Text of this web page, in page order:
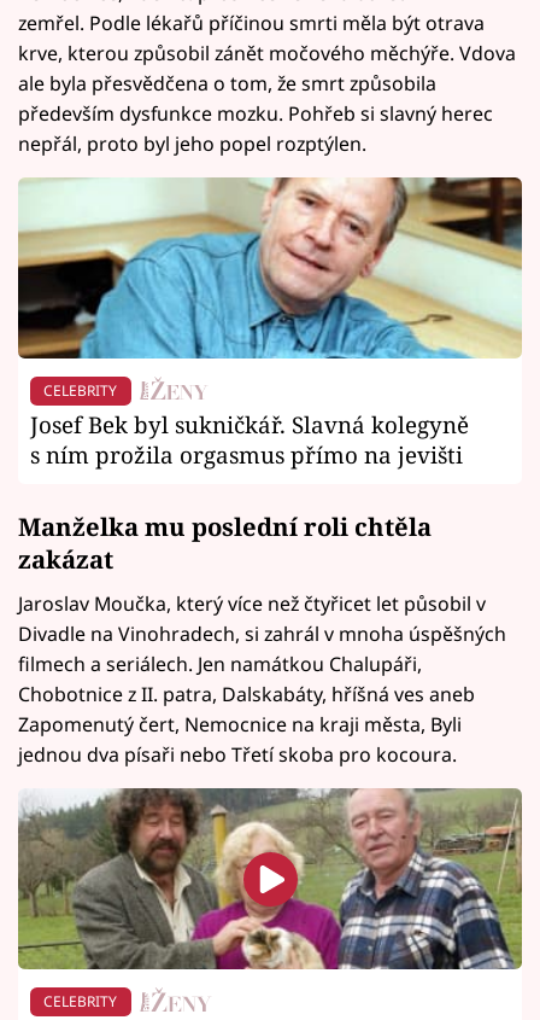
zemřel. Podle lékařů příčinou smrti měla být otrava
krve, kterou způsobil zánět močového měchýře. Vdova
ale byla přesvědčena o tom, že smrt způsobila
především dysfunkce mozku. Pohřeb si slavný herec
nepřál, proto byl jeho popel rozptýlen.
CELEBRITY
Josef Bek byl sukničkář. Slavná kolegyně
s ním prožila orgasmus přímo na jevišti
Manželka mu poslední roli chtěla
zakázat
Jaroslav Moučka, který více než čtyřicet let působil v
Divadle na Vinohradech, si zahrál v mnoha úspěšných
filmech a seriálech. Jen namátkou Chalupáři,
Chobotnice z II. patra, Dalskabáty, hříšná ves aneb
Zapomenutý čert, Nemocnice na kraji města, Byli
jednou dva písaři nebo Třetí skoba pro kocoura.
CELEBRITY